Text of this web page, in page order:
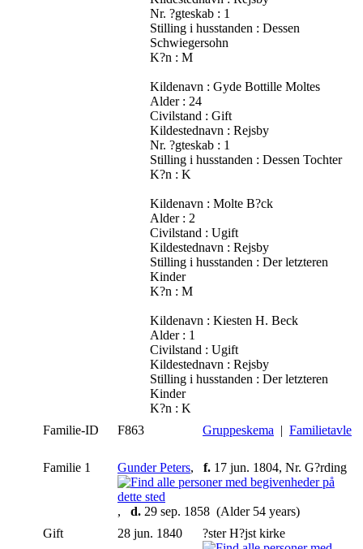
Nr. ?gteskab : 1
Stilling i husstanden : Dessen
Schwiegersohn
K?n : M
Kildenavn : Gyde Bottille Moltes
Alder : 24
Civilstand : Gift
Kildestednavn : Rejsby
Nr. ?gteskab : 1
Stilling i husstanden : Dessen Tochter
K?n : K
Kildenavn : Molte B?ck
Alder : 2
Civilstand : Ugift
Kildestednavn : Rejsby
Stilling i husstanden : Der letzteren
Kinder
K?n : M
Kildenavn : Kiesten H. Beck
Alder : 1
Civilstand : Ugift
Kildestednavn : Rejsby
Stilling i husstanden : Der letzteren
Kinder
K?n : K
Familie-ID
F863 Gruppeskema | Familietavle
Familie 1 Gunder Peters, f. 17 jun. 1804, Nr. G?rding
, d. 29 sep. 1858 (Alder 54 years)
Gift
28 jun. 1840 ?ster H?jst kirke